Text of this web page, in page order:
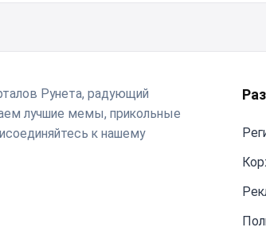
Рунета, радующий
лучшие мемы, прикольные
к нашему